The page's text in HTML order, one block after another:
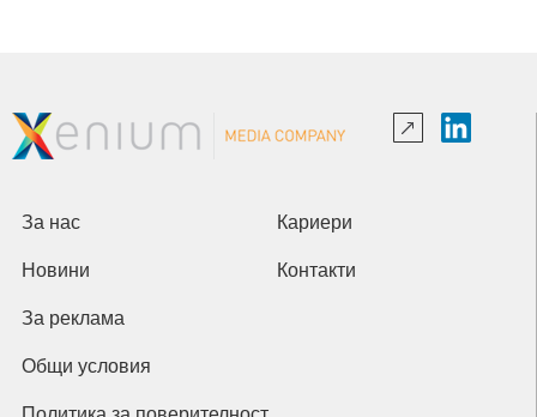
За нас Кариери
Новини Контакти
За реклама
Общи условия